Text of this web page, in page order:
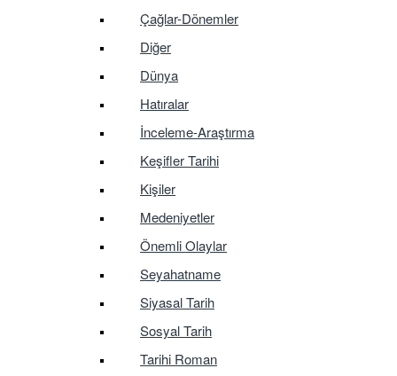
Çağlar-Dönemler
Diğer
Dünya
Hatıralar
İnceleme-Araştırma
Keşifler Tarihi
Kişiler
Medeniyetler
Önemli Olaylar
Seyahatname
Siyasal Tarih
Sosyal Tarih
Tarihi Roman